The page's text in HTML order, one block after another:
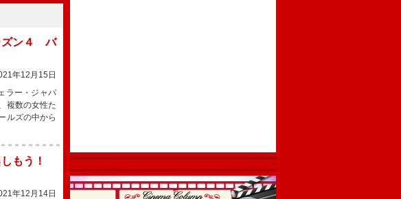
ズン４ バ
年12月15日
ラー・ジャパ
複数の女性た
ルズの中から
しもう！
年12月14日